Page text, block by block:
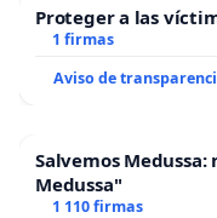
Proteger a las
1 firmas
Aviso de
Salvemos
Medussa"
1 110 firmas